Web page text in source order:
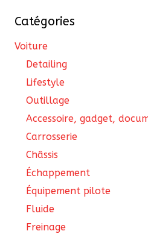
Catégories
Voiture
Detailing
Lifestyle
Outillage
Accessoire, gadget,
Carrosserie
Châssis
Échappement
Équipement pilote
Fluide
Freinage